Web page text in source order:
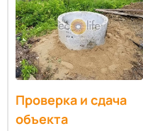
Проверка и сдача
объекта